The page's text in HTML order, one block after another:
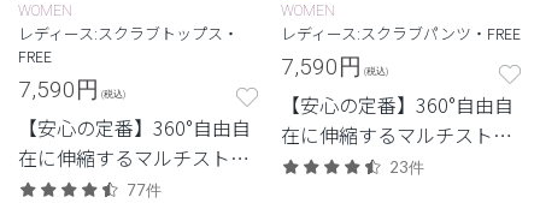
WOMEN
レディース:スクラブトップス・
FREE
7,590円 (税込)
【安心の定番】360°自由自
在に伸縮するマルチストレ
ッチ素材を使用した定番・
77件
WOMEN
レディース:スクラブパンツ・FREE
7,590円 (税込)
【安心の定番】360°自由自
在に伸縮するマルチストレ
ッチ素材を使用した定番・
23件